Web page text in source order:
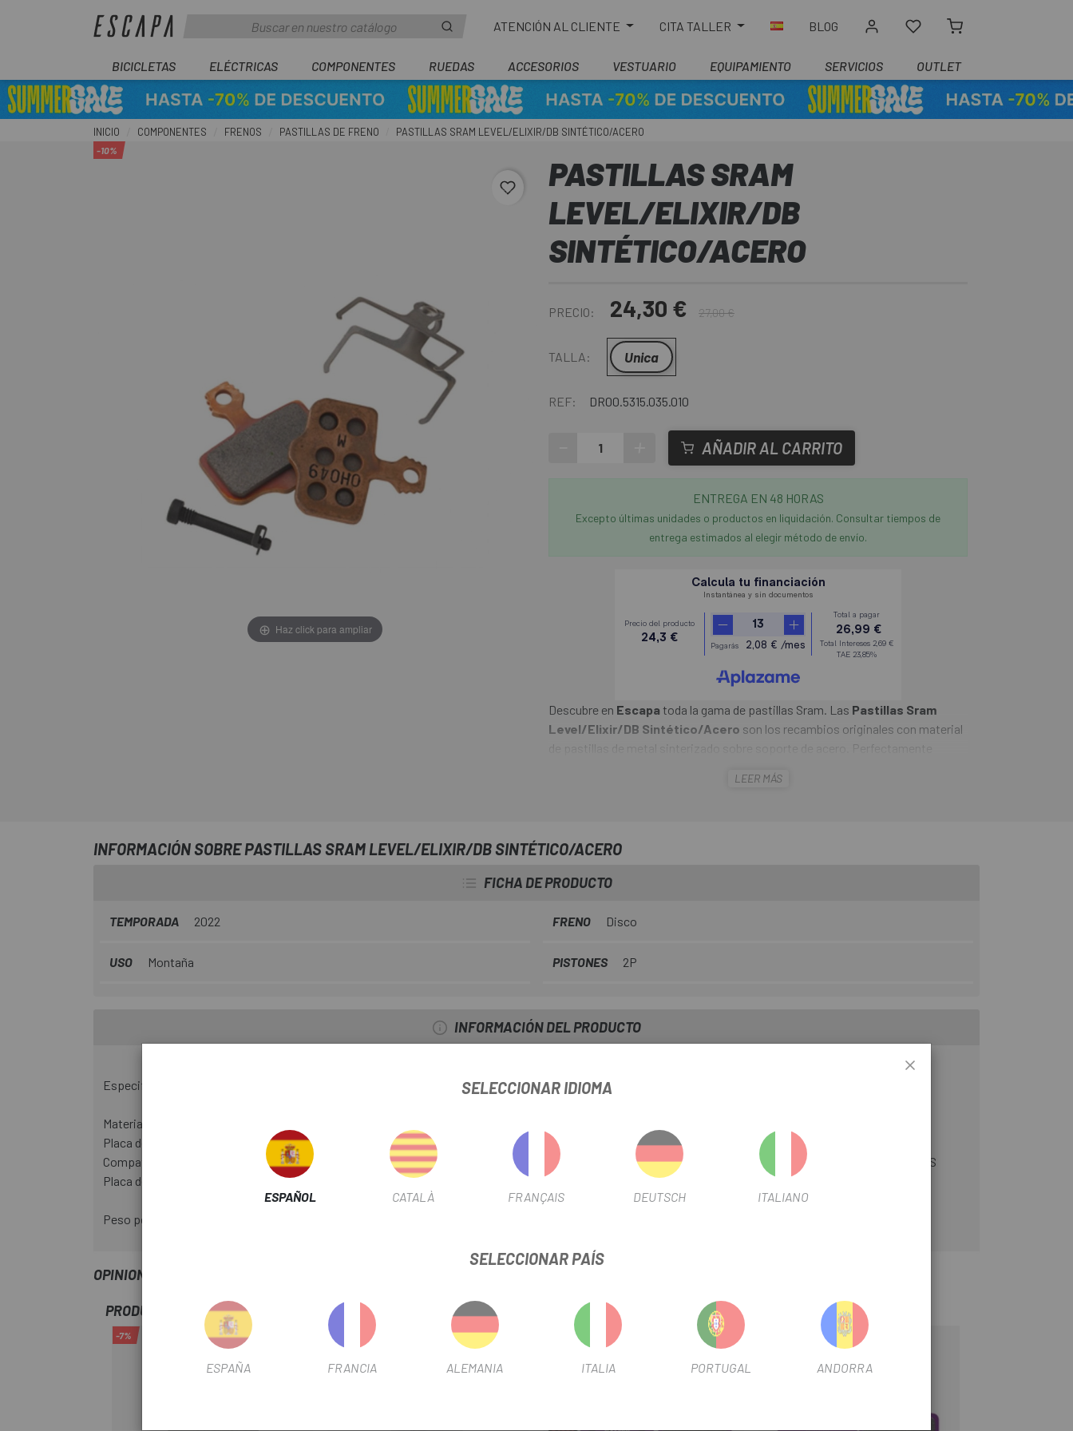
ATENCIÓN AL CLIENTE CITA TALLER BLOG
BICICLETAS ELÉCTRICAS COMPONENTES RUEDAS ACCESORIOS VESTUARIO EQUIPAMIENTO SERVICIOS OUTLET
INICIO COMPONENTES FRENOS PASTILLAS DE FRENO PASTILLAS SRAM LEVEL/ELIXIR/DB SINTÉTICO/ACERO
favorite_border
-10%
Haz click para ampliar
PASTILLAS SRAM
LEVEL/ELIXIR/DB
SINTÉTICO/ACERO
PRECIO: 24,30 € 27,00 €
TALLA: Unica
REF: DR00.5315.035.010
AÑADIR AL CARRITO
ENTREGA EN 48 HORAS
Excepto últimas unidades o productos en liquidación. Consultar tiempos de
entrega estimados al elegir método de envío.
Descubre en Escapa toda la gama de pastillas Sram. Las Pastillas Sram
Level/Elixir/DB Sintético/Acero son los recambios originales con material
de pastillas de metal sinterizado sobre soporte de acero. Perfectamente
tienen la ventaja de un mejor rendimiento de frenado (especialmente cuando
LEER MÁS
INFORMACIÓN SOBRE PASTILLAS SRAM LEVEL/ELIXIR/DB SINTÉTICO/ACERO
FICHA DE PRODUCTO
TEMPORADA 2022 FRENO Disco
USO Montaña PISTONES 2P
INFORMACIÓN DEL PRODUCTO
Especificaciones técnicas:
Material base: Metal sinterizado
Placa de soporte material: acero
Compatibilidad de frenos: Avid Elixir, SRAM X0 - SRAM XX, XX Worldcup de Mj. 2012, Level, pinza de freno de dos piezas SRAM Red eTap AXS, Force eTap AXS
Placa de soporte de color: cobre
Peso pesado aprox: 21g (sin resorte)
OPINIONES
PRODUCTOS SIMILARES
-7% -3%
SELECCIONAR IDIOMA
ESPAÑOL CATALÀ FRANÇAIS DEUTSCH ITALIANO
SELECCIONAR PAÍS
ESPAÑA FRANCIA ALEMANIA ITALIA PORTUGAL ANDORRA